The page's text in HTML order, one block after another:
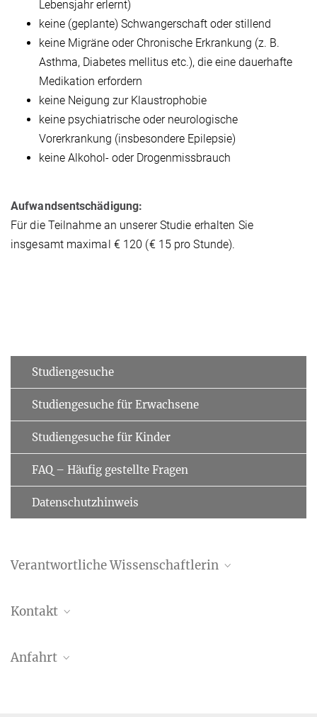
Lebensjahr erlernt)
keine (geplante) Schwangerschaft oder stillend
keine Migräne oder Chronische Erkrankung (z. B.
Asthma, Diabetes mellitus etc.), die eine dauerhafte
Medikation erfordern
keine Neigung zur Klaustrophobie
keine psychiatrische oder neurologische
Vorerkrankung (insbesondere Epilepsie)
keine Alkohol- oder Drogenmissbrauch
Aufwandsentschädigung:
Für die Teilnahme an unserer Studie erhalten Sie
insgesamt maximal € 120 (€ 15 pro Stunde).
Studiengesuche
Studiengesuche für Erwachsene
Studiengesuche für Kinder
FAQ – Häufig gestellte Fragen
Datenschutzhinweis
Verantwortliche Wissenschaftlerin
Forschungsgruppenleiterin
Kontakt
Anfahrt